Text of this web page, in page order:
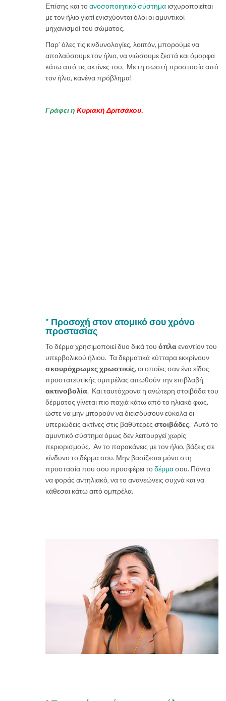
Επίσης και τοανοσοποιητικό σύστημα ισχυροποιείται
με τον ήλιο γιατί ενισχύονται όλοι οι αμυντικοί
μηχανισμοί του σώματος.
Παρ’ όλες τις κινδυνολογίες, λοιπόν, μπορούμε να
απολαύσουμε τον ήλιο, να νιώσουμε ζεστά και όμορφα
κάτω από τις ακτίνες του. Με τη σωστή προστασία από
τον ήλιο, κανένα πρόβλημα!
Γράφει η Κυριακή Δριτσάκου.
* Προσοχή στον ατομικό σου χρόνο
προστασίας
Το δέρμα χρησιμοποιεί δυο δικά του όπλαεναντίον του
υπερβολικού ήλιου. Τα δερματικά κύτταρα εκκρίνουν
σκουρόχρωμες χρωστικές,οι οποίες σαν ένα είδος
προστατευτικής ομπρέλας απωθούν την επιβλαβή
ακτινοβολία. Και ταυτόχρονα η ανώτερη στοιβάδα του
δέρματος γίνεται πιο παχιά κάτω από το ηλιακό φως,
ώστε να μην μπορούν να διεισδύσουν εύκολα οι
υπεριώδεις ακτίνες στις βαθύτερες στοιβάδες. Αυτό το
αμυντικό σύστημα όμως δεν λειτουργεί χωρίς
περιορισμούς. Αν το παρακάνεις με τον ήλιο, βάζεις σε
κίνδυνο το δέρμα σου. Μην βασίζεσαι μόνο στη
προστασία που σου προσφέρει τοδέρμασου. Πάντα
να φοράς αντηλιακό, να το ανανεώνεις συχνά και να
κάθεσαι κάτω από ομπρέλα.